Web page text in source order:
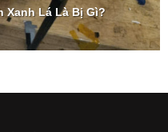
Xanh Lá Là Bị Gì?